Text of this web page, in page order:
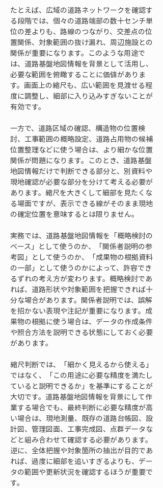
たとえば、広域の道路ネットワークを確認す
る段階では、個々の道路端部の数十センチ単
位の差よりも、路線のつながり、交差点の位
置関係、対象範囲の抜け漏れ、周辺施設との
関係が重要になります。このような用途で
は、道路基盤地図情報を背景として活用し、
必要な範囲を俯瞰することに価値がありま
す。画面上の縮尺も、広い範囲を見渡せる程
度に調整し、細部に入り込みすぎないことが
有効です。
一方で、道路区域の確認、構造物の位置検
討、工事範囲の概略設定、道路占用物の候補
位置整理などに使う場合は、より細かな位置
関係が問題になります。このとき、道路基盤
地図情報だけで判断できる部分と、別資料や
現地確認が必要な部分を分けて考える必要が
あります。縮尺を大きくして細部を見たくな
る場面ですが、表示できる線がそのまま現地
の確定位置を意味するとは限りません。
実務では、道路基盤地図情報を「概略検討の
ベース」として使うのか、「関係者説明の参
考図」として使うのか、「成果物の根拠資料
の一部」として使うのかによって、許容でき
るずれの考え方が変わります。概略検討であ
れば、道路形状や対象範囲を把握できれば十
分な場合があります。関係者説明では、誤解
を招かない表現や注記が重要になります。成
果物の根拠に使う場合は、データの作成条件
や照合方法を説明できる状態にしておく必要
があります。
縮尺判断では、「細かく見えるから使える」
ではなく、「この用途に必要な精度を満たし
ていると説明できるか」を基準にすることが
大切です。道路基盤地図情報を背景にして作
業する場合でも、最終判断に必要な精度が高
い場合は、現地測量、既存の道路台帳図、設
計図、管理図面、工事完成図、点群データな
どと組み合わせて確認する必要があります。
逆に、全体把握や対象箇所の抽出が目的であ
れば、過度に細部を追いすぎるよりも、デー
タの範囲や更新状況を確認するほうが重要で
す。